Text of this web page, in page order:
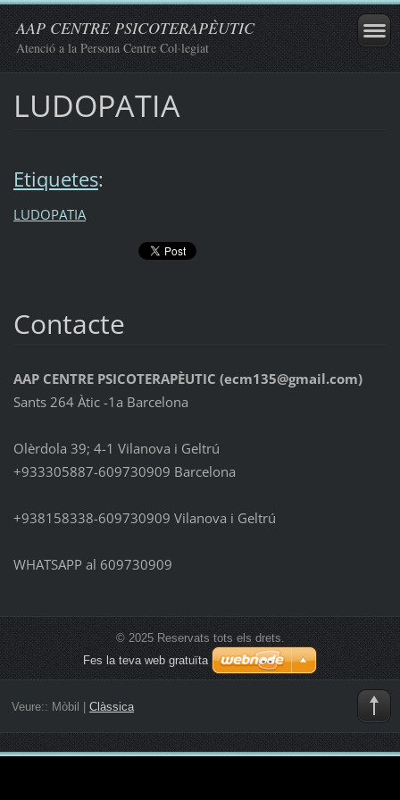
AAP CENTRE PSICOTERAPÈUTIC
Atenció a la Persona Centre Col·legiat
LUDOPATIA
Etiquetes:
LUDOPATIA
Contacte
AAP CENTRE PSICOTERAPÈUTIC (ecm135@gmail.com)
Sants 264 Àtic -1a Barcelona
Olèrdola 39; 4-1 Vilanova i Geltrú
+933305887-609730909 Barcelona
+938158338-609730909 Vilanova i Geltrú
WHATSAPP al 609730909
© 2025 Reservats tots els drets.
Fes la teva web gratuïta
Veure:: Mòbil Clàssica